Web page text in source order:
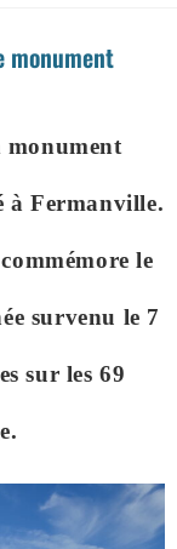
monument
monument
à Fermanville.
le
survenu le 7
sur les 69